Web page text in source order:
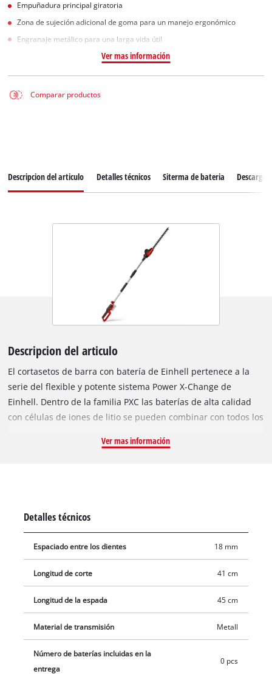
Empuñadura principal giratoria
Zona de sujeción adicional de goma para un manejo ergonómico
Engranaje metálico para una larga vida útil
Ver mas información
Comparar productos
Descripcion del articulo Detalles técnicos Siterma de bateria Descargas
Descripcion del articulo
El cortasetos de barra con batería de Einhell pertenece a la
serie del flexible y potente sistema Power X-Change de
Einhell. Dentro de la familia PXC las baterías de alta calidad
con células de iones de litio se pueden combinar con todos los
fabricadas de acero cortado con láser y afilado con diamante,
adicional promueve el sostén seguro y fijo y favorece además
engranaje metálico robusto está orientado a una larga vida
útil. Gracias a la varilla de prolongación, el cortasetos de barra
también es apropiado para setos más altos. En el alcance del
envío está comprendido un carcaj estable para el
almacenamiento seguro y un transporte sencillo. El envío se
realiza sin batería ni cargador, estos son adquiribles por
Ver mas información
Detalles técnicos
Espaciado entre los dientes 18 mm
Longitud de corte 41 cm
Longitud de la espada 45 cm
Material de transmisión Metall
Número de baterías incluidas en la
entrega
0 pcs